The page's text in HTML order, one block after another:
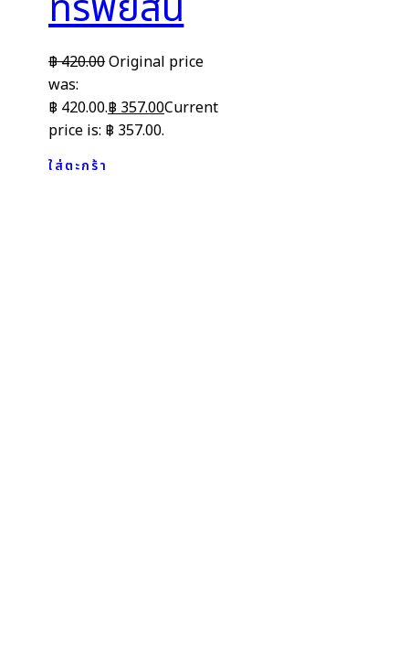
฿420.00Original price
was:
฿ 420.00.฿ 357.00Current
price is: ฿ 357.00.
ใส่ตะกร้า